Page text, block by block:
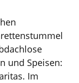
und Speisen:
Im